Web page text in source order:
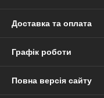
Доставка та оплата
Графік роботи
Повна версія сайту